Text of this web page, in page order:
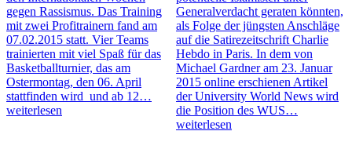
gegen Rassismus. Das Training
mit zwei Profitrainern fand am
07.02.2015 statt. Vier Teams
trainierten mit viel Spaß für das
Basketballturnier, das am
Ostermontag, den 06. April
stattfinden wird und ab 12…
weiterlesen
Generalverdacht geraten könnten,
als Folge der jüngsten Anschläge
auf die Satirezeitschrift Charlie
Hebdo in Paris. In dem von
Michael Gardner am 23. Januar
2015 online erschienen Artikel
der University World News wird
die Position des WUS…
weiterlesen